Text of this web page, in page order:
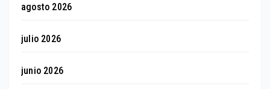
agosto 2026
julio 2026
junio 2026